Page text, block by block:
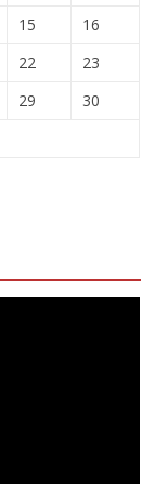
15
16
22
23
29
30